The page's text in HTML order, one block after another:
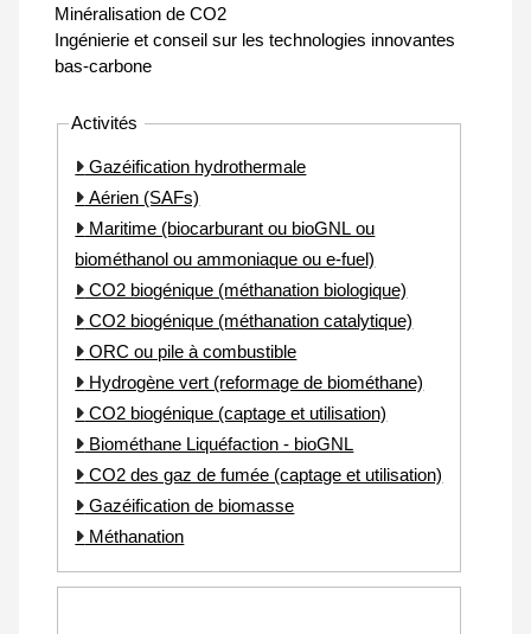
Minéralisation de CO2
Ingénierie et conseil sur les technologies innovantes
bas-carbone
Activités
Gazéification hydrothermale
Aérien (SAFs)
Maritime (biocarburant ou bioGNL ou
biométhanol ou ammoniaque ou e-fuel)
CO2 biogénique (méthanation biologique)
CO2 biogénique (méthanation catalytique)
ORC ou pile à combustible
Hydrogène vert (reformage de biométhane)
CO2 biogénique (captage et utilisation)
Biométhane Liquéfaction - bioGNL
CO2 des gaz de fumée (captage et utilisation)
Gazéification de biomasse
Méthanation